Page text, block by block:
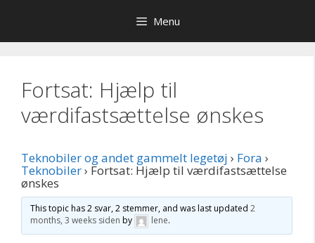
indhold
Menu
Fortsat: Hjælp til
værdifastsættelse ønskes
Teknobiler og andet gammelt legetøj › Fora ›
Teknobiler› Fortsat: Hjælp til værdifastsættelse
ønskes
This topic has 2 svar, 2 stemmer, and was last updated2
months, 3 weeks siden by lene.